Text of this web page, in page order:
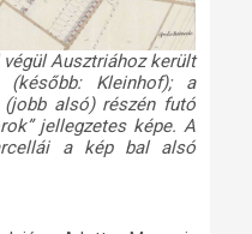
Ausztriához került
Kleinhof); a
alsó) részén futó
jellegzetes képe. A
a kép bal alsó